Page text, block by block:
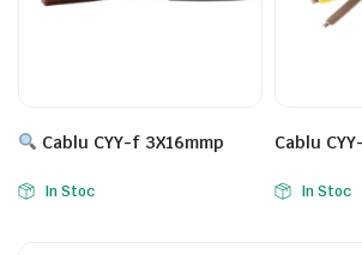
Cablu CYY-f 3X16mmp
In Stoc
Cablu
In Stoc